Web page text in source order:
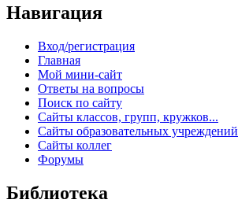
Навигация
Вход/регистрация
Главная
Мой мини-сайт
Ответы на вопросы
Поиск по сайту
Сайты классов, групп, кружков...
Сайты образовательных учреждений
Сайты коллег
Форумы
Библиотека